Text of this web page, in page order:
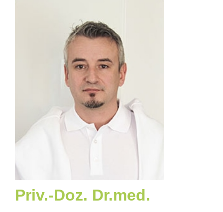
Priv.-Doz. Dr.med.